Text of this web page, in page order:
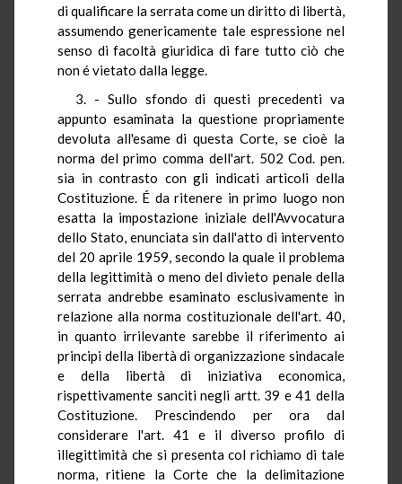
di qualificare la serrata come un diritto di libertà,
assumendo genericamente tale espressione nel
senso di facoltà giuridica di fare tutto ciò che
non é vietato dalla legge.
3. - Sullo sfondo di questi precedenti va
appunto esaminata la questione propriamente
devoluta all'esame di questa Corte, se cioè la
norma del primo comma dell'art. 502 Cod. pen.
sia in contrasto con gli indicati articoli della
Costituzione. É da ritenere in primo luogo non
esatta la impostazione iniziale dell'Avvocatura
dello Stato, enunciata sin dall'atto di intervento
del 20 aprile 1959, secondo la quale il problema
della legittimità o meno del divieto penale della
serrata andrebbe esaminato esclusivamente in
relazione alla norma costituzionale dell'art. 40,
in quanto irrilevante sarebbe il riferimento ai
principi della libertà di organizzazione sindacale
e della libertà di iniziativa economica,
rispettivamente sanciti negli artt. 39 e 41 della
Costituzione. Prescindendo per ora dal
considerare l'art. 41 e il diverso profilo di
illegittimità che si presenta col richiamo di tale
norma, ritiene la Corte che la delimitazione